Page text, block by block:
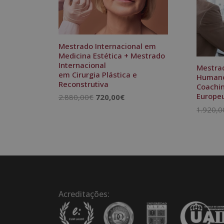
Mestrado Internacional em
Medicina Estética + Mestrado
Internacional
em Cirurgia Plástica e
Reconstrutiva
2.880,00€ O
720,00€O
Acreditações: